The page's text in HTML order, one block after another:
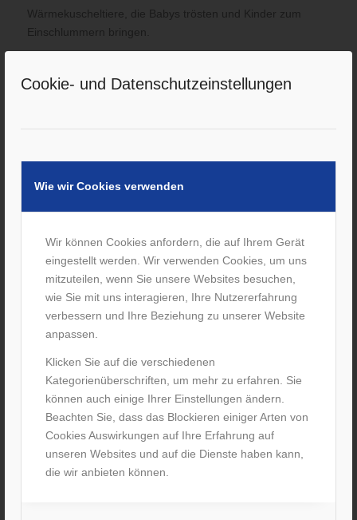
Cookie- und Datenschutzeinstellungen
Wie wir Cookies verwenden
Wir können Cookies anfordern, die auf Ihrem Gerät
eingestellt werden. Wir verwenden Cookies, um uns
mitzuteilen, wenn Sie unsere Websites besuchen,
wie Sie mit uns interagieren, Ihre Nutzererfahrung
verbessern und Ihre Beziehung zu unserer Website
anpassen.
Klicken Sie auf die verschiedenen
Kategorienüberschriften, um mehr zu erfahren. Sie
können auch einige Ihrer Einstellungen ändern.
Beachten Sie, dass das Blockieren einiger Arten von
Cookies Auswirkungen auf Ihre Erfahrung auf
unseren Websites und auf die Dienste haben kann,
die wir anbieten können.
Wärmekuscheltiere, die Babys trösten und Kinder zum
Einschlummern bringen.
Leitfaden für Betriebe zur
Einlagenversorgung bei
Sicherheitsschuhen
3. Januar 2017 / vonM. Förster